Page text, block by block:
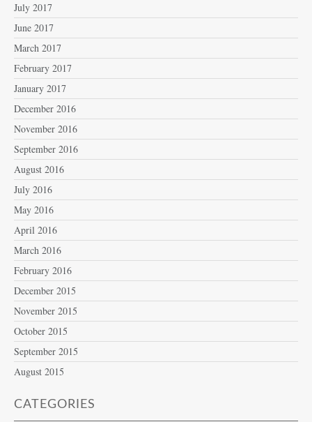
July 2017
June 2017
March 2017
February 2017
January 2017
December 2016
November 2016
September 2016
August 2016
July 2016
May 2016
April 2016
March 2016
February 2016
December 2015
November 2015
October 2015
September 2015
August 2015
CATEGORIES